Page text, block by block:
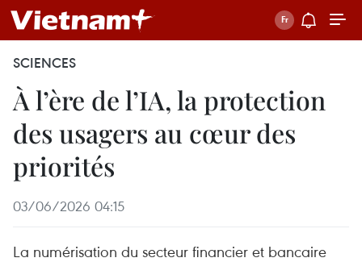
SCIENCES
À l’ère de l’IA, la protection
des usagers au cœur des
priorités
03/06/2026 04:15
La numérisation du secteur financier et bancaire